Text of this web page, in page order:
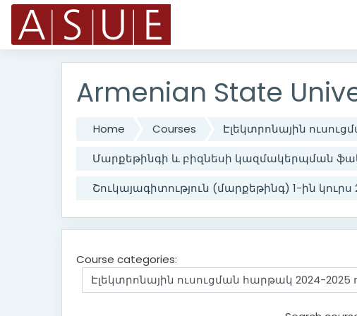
Skip to main content
Armenian State
Home Courses
Էլեկտրոնային
Մարքեթինգի և բիզնեսի կազմակերպման
Շուկայագիտություն (մարքեթինգ) 1-ին
Course categories: